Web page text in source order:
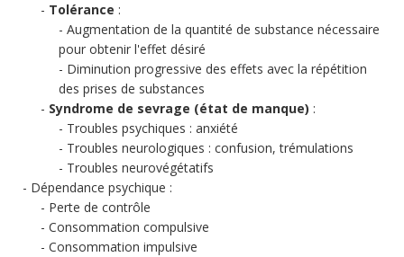
Tolérance :
Augmentation de la quantité de substance nécessaire
pour obtenir l'effet désiré
Diminution progressive des effets avec la répétition
des prises de substances
Syndrome de sevrage (état de manque) :
Troubles psychiques : anxiété
Troubles neurologiques : confusion, trémulations
Troubles neurovégétatifs
Dépendance psychique :
Perte de contrôle
Consommation compulsive
Consommation impulsive